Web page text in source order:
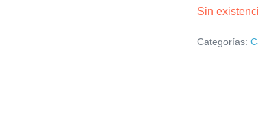
Sin
Categorías: